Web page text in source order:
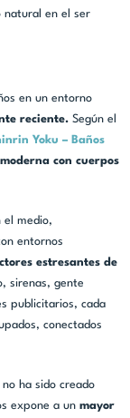
natural en el ser
en un entorno
reciente. Según el
Yoku – Baños
con cuerpos
el medio,
entornos
estresantes de
sirenas, gente
publicitarios, cada
conectados
ha sido creado
expone a un mayor